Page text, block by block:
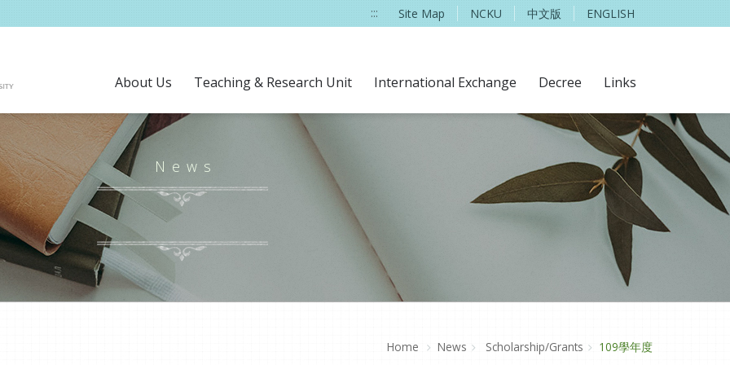
::: Site Map NCKU 中文版 ENGLISH
About Us Teaching & Research Unit International Exchange Decree Links
News
Home News Scholarship/Grants 109學年度